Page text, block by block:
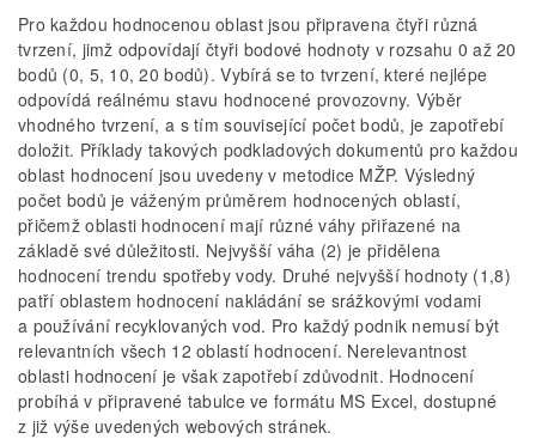
Pro každou hodnocenou oblast jsou připravena čtyři různá
tvrzení, jimž odpovídají čtyři bodové hodnoty v rozsahu 0 až 20
bodů (0, 5, 10, 20 bodů). Vybírá se to tvrzení, které nejlépe
odpovídá reálnému stavu hodnocené provozovny. Výběr
vhodného tvrzení, a s tím související počet bodů, je zapotřebí
doložit. Příklady takových podkladových dokumentů pro každou
oblast hodnocení jsou uvedeny v metodice MŽP. Výsledný
počet bodů je váženým průměrem hodnocených oblastí,
přičemž oblasti hodnocení mají různé váhy přiřazené na
základě své důležitosti. Nejvyšší váha (2) je přidělena
hodnocení trendu spotřeby vody. Druhé nejvyšší hodnoty (1,8)
patří oblastem hodnocení nakládání se srážkovými vodami
a používání recyklovaných vod. Pro každý podnik nemusí být
relevantních všech 12 oblastí hodnocení. Nerelevantnost
oblasti hodnocení je však zapotřebí zdůvodnit. Hodnocení
probíhá v připravené tabulce ve formátu MS Excel, dostupné
z již výše uvedených webových stránek.